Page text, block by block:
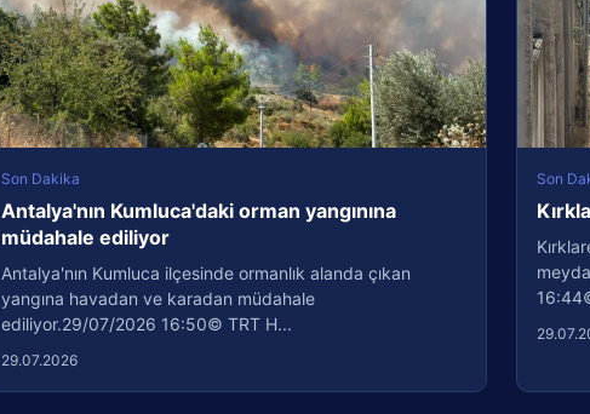
Son Dakika
Antalya'nın Kumluca'daki orman yangınına
müdahale ediliyor
Antalya'nın Kumluca ilçesinde ormanlık alanda çıkan
yangına havadan ve karadan müdahale
ediliyor.29/07/2026 16:50© TRT H...
29.07.2026
Son